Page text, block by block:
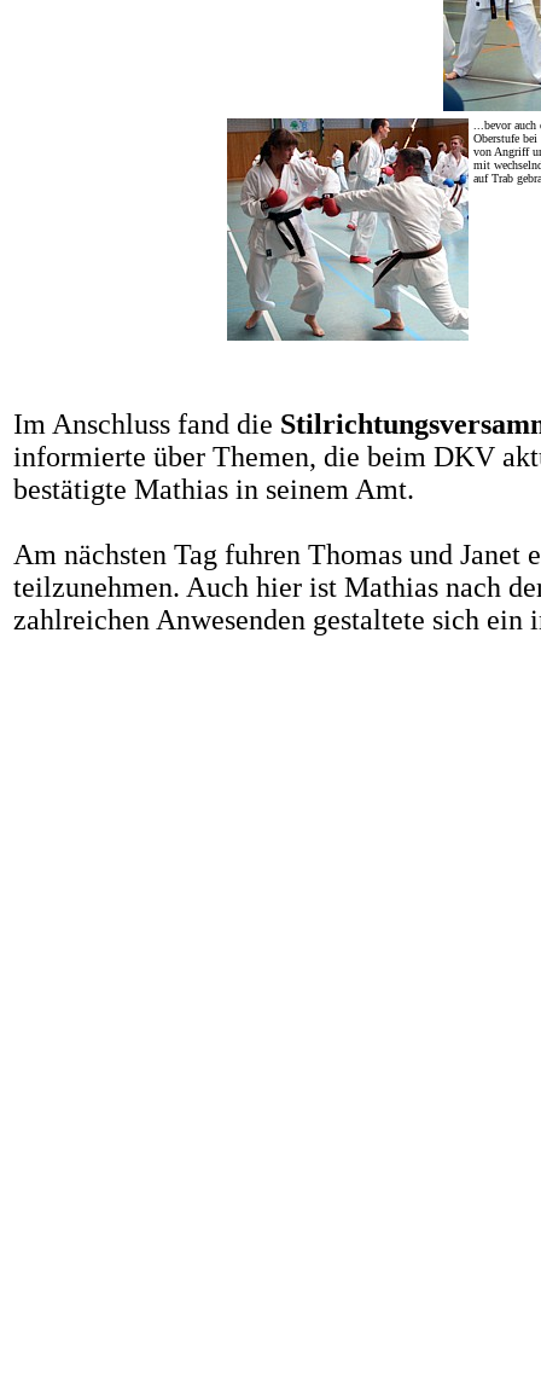
...bevor auch
Oberstufe bei
von Angriff
mit
auf Trab
Im Anschluss fand die
informierte über Themen, die beim DKV
bestätigte Mathias in seinem Amt.
Am nächsten Tag fuhren Thomas und
teilzunehmen. Auch hier ist Mathias nach
zahlreichen Anwesenden gestaltete sich